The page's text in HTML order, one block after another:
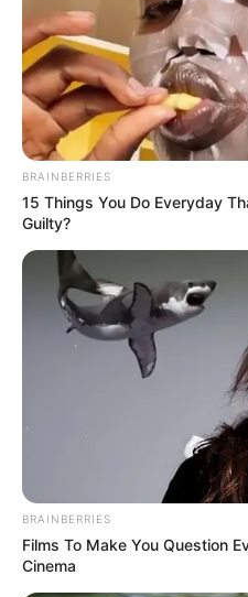
BRAINBERRIES
15 Things You Do Everyday
Guilty?
BRAINBERRIES
Films To Make You Question
Cinema